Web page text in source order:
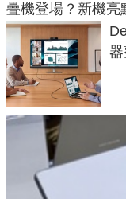
疊機登場？新機亮